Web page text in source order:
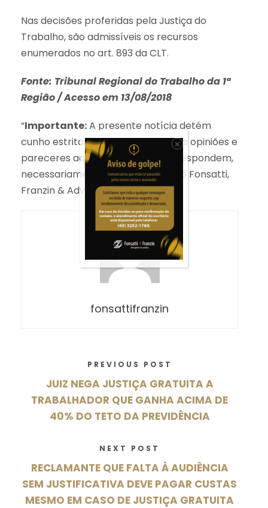
Nas decisões proferidas pela Justiça do
Trabalho, são admissíveis os recursos
enumerados no art. 893 da CLT.
Fonte: Tribunal Regional do Trabalho da 1ª
Região / Acesso em 13/08/2018
“Importante:A presente notícia detém
cunho estritamente informativo. As opiniões e
pareceres aqui expostos não correspondem,
necessariamente, aos do escritório Fonsatti,
Franzin & Advogados Associados.”
fonsattifranzin
PREVIOUS POST
JUIZ NEGA JUSTIÇA GRATUITA A
TRABALHADOR QUE GANHA ACIMA DE
40% DO TETO DA PREVIDÊNCIA
NEXT POST
RECLAMANTE QUE FALTA À AUDIÊNCIA
SEM JUSTIFICATIVA DEVE PAGAR CUSTAS
MESMO EM CASO DE JUSTIÇA GRATUITA
×